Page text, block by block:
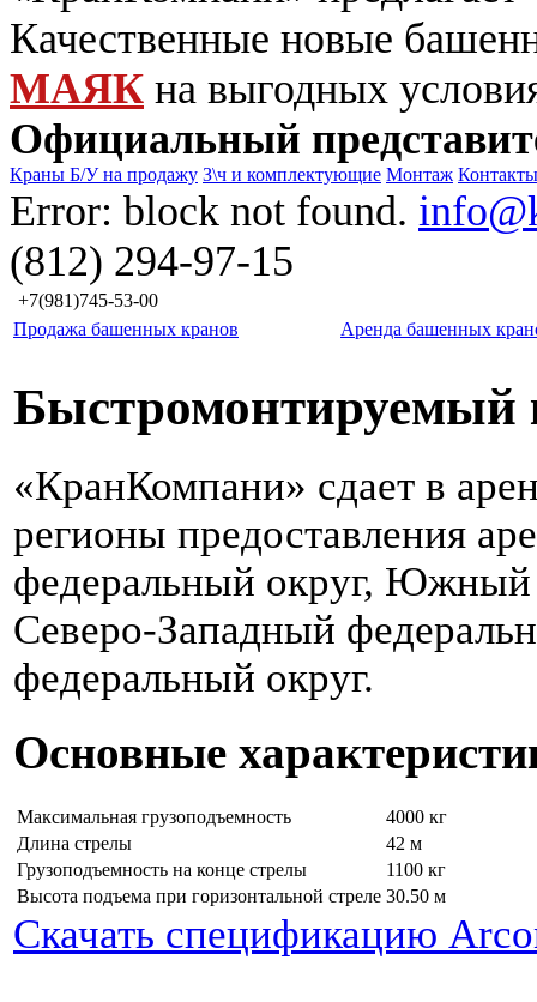
Качественные новые
МАЯК на выгодных
Официальный
Краны Б/У на продажу З\ч и комплектующие Монтаж Контакты
Error: block not found.
(812) 294-97-15
+7(981)745-53-00
Продажа башенных кранов
Аренда башенных
Быстромонтируемый
«КранКомпани» сдает в
регионы предоставления
федеральный округ, Южный
Северо-Западный
федеральный округ.
Основные
Максимальная грузоподъемность
4000 кг
Длина стрелы
42 м
Грузоподъемность на конце стрелы
1100 кг
Высота подъема при горизонтальной стреле 30.50 м
Скачать спецификацию